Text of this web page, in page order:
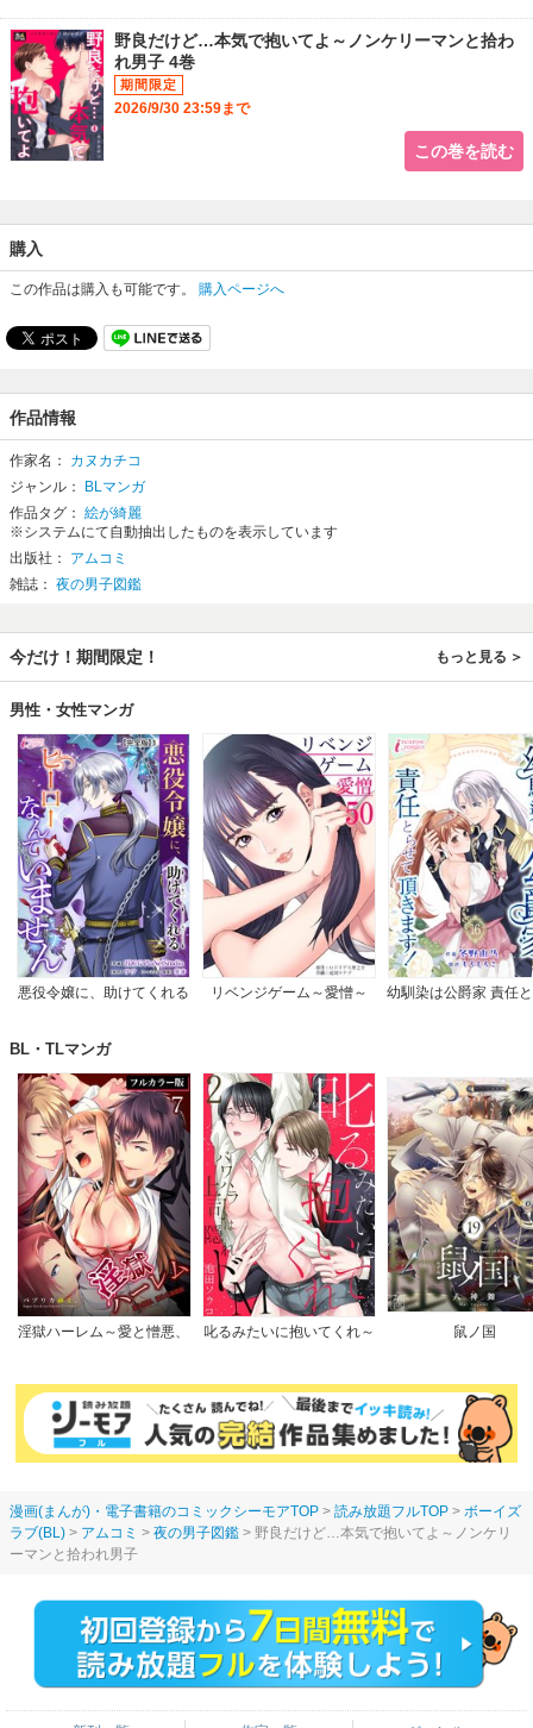
野良だけど…本気で抱いてよ～ノンケリーマンと拾わ
れ男子 4巻
2026/9/30 23:59まで
この巻を読む
購入
この作品は購入も可能です。 購入ページへ
作品情報
作家名： カヌカチコ
ジャンル： BLマンガ
作品タグ： 絵が綺麗
※システムにて自動抽出したものを表示しています
出版社： アムコミ
雑誌： 夜の男子図鑑
今だけ！期間限定！ もっと見る
男性・女性マンガ
悪役令嬢に、助けてくれる
リベンジゲーム～愛憎～
幼馴染は公爵家 責任
BL・TLマンガ
淫獄ハーレム～愛と憎悪、
叱るみたいに抱いてくれ～
鼠ノ国
漫画(まんが)・電子書籍のコミックシーモアTOP 読み放題フルTOP
ボーイズ
ラブ(BL)
アムコミ 夜の男子図鑑
野良だけど…本気で抱いてよ～ノンケリ
ーマンと拾われ男子